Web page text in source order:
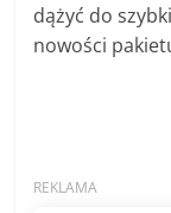
dążyć do
nowości